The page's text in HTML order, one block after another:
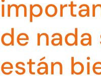
de nada
están